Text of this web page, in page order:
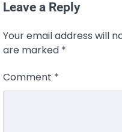
Leave a Reply
Your email address will
are marked *
Comment *